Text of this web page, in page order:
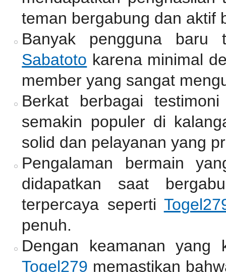
teman bergabung dan aktif
Banyak pengguna baru
Sabatoto karena minimal
member yang sangat
Berkat berbagai
semakin populer di
solid dan pelayanan yang
Pengalaman bermain
didapatkan saat
terpercaya seperti
penuh.
Dengan keamanan yang
Togel279 memastikan